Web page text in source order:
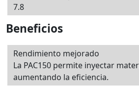
7.8
Beneficios
Rendimiento mejorado
La PAC150 permite inyectar
aumentando la eficiencia.